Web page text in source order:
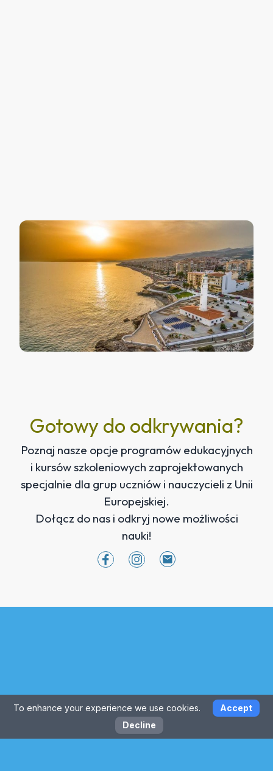
Gotowy do odkrywania?
Poznaj nasze opcje programów edukacyjnych
i kursów szkoleniowych zaprojektowanych
specjalnie dla grup uczniów i nauczycieli z Unii
Europejskiej.
Dołącz do nas i odkryj nowe możliwości
nauki!
To enhance your experience we use cookies.
Accept
Decline